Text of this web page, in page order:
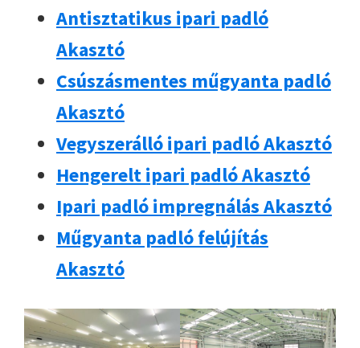
Antisztatikus ipari padló
Akasztó
Csúszásmentes műgyanta padló
Akasztó
Vegyszerálló ipari padló Akasztó
Hengerelt ipari padló Akasztó
Ipari padló impregnálás Akasztó
Műgyanta padló felújítás
Akasztó